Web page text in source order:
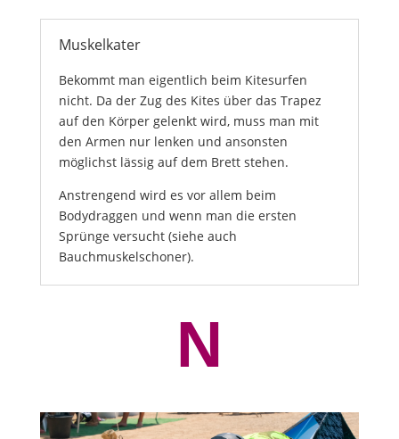
Muskelkater
Bekommt man eigentlich beim Kitesurfen
nicht. Da der Zug des Kites über das Trapez
auf den Körper gelenkt wird, muss man mit
den Armen nur lenken und ansonsten
möglichst lässig auf dem Brett stehen.
Anstrengend wird es vor allem beim
Bodydraggen und wenn man die ersten
Sprünge versucht (siehe auch
Bauchmuskelschoner).
N